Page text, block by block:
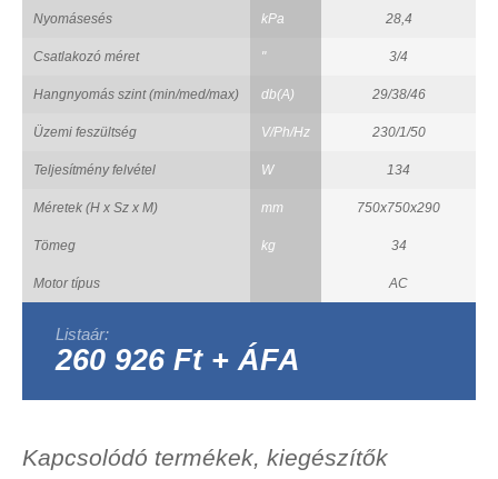
Nyomásesés kPa 28,4
Csatlakozó méret " 3/4
Hangnyomás szint (min/med/max) db(A) 29/38/46
Üzemi feszültség V/Ph/Hz 230/1/50
Teljesítmény felvétel W 134
Méretek (H x Sz x M) mm 750x750x290
Tömeg kg 34
Motor típus AC
Listaár:
260 926 Ft + ÁFA
Kapcsolódó termékek, kiegészítők